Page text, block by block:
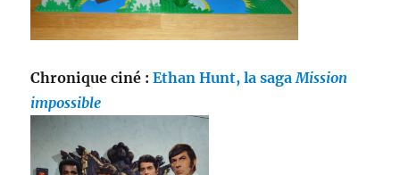
Chronique ciné :Ethan Hunt, la saga Mission
impossible